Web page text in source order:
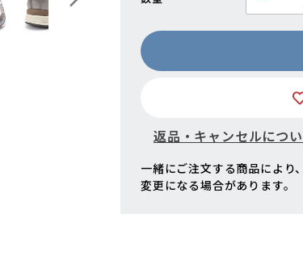
返品・キャンセルにつ
一緒にご注文する商品により
変更になる場合があります。